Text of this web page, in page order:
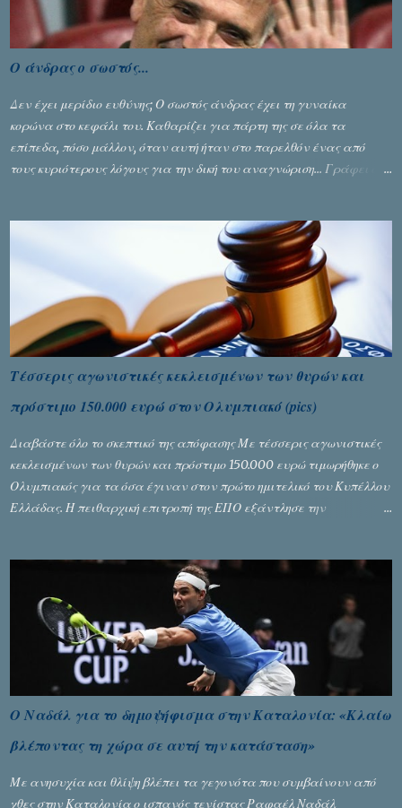
Ο άνδρας ο σωστός...
Δεν έχει μερίδιο ευθύνης; Ο σωστός άνδρας έχει τη γυναίκα
κορώνα στο κεφάλι του. Καθαρίζει για πάρτη της σε όλα τα
επίπεδα, πόσο μάλλον, όταν αυτή ήταν στο παρελθόν ένας από
τους κυριότερους λόγους για την δική του αναγνώριση... Γράφει ο
Τέσσερις αγωνιστικές κεκλεισμένων των θυρών και
πρόστιμο 150.000 ευρώ στον Ολυμπιακό (pics)
Διαβάστε όλο το σκεπτικό της απόφασης Με τέσσερις αγωνιστικές
κεκλεισμένων των θυρών και πρόστιμο 150.000 ευρώ τιμωρήθηκε ο
Ολυμπιακός για τα όσα έγιναν στον πρώτο ημιτελικό του Κυπέλλου
Ελλάδας. Η πειθαρχική επιτροπή της ΕΠΟ εξάντλησε την
αφαίρεσης βαθμών, όπως απαιτούσαν, αφού κάτι τέτοιο δεν ήταν
εφικτό, σύμφωνα με τα στοιχεία...
Ο Ναδάλ για το δημοψήφισμα στην Καταλονία: «Κλαίω
βλέποντας τη χώρα σε αυτή την κατάσταση»
Με ανησυχία και θλίψη βλέπει τα γεγονότα που συμβαίνουν από
χθες στην Καταλονία ο ισπανός τενίστας Ραφαέλ Ναδάλ